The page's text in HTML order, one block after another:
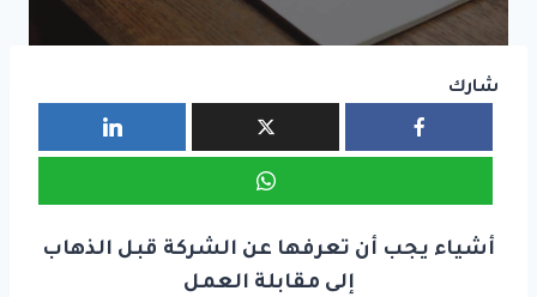
شارك
أشياء يجب أن تعرفها عن الشركة قبل الذهاب
إلى مقابلة العمل